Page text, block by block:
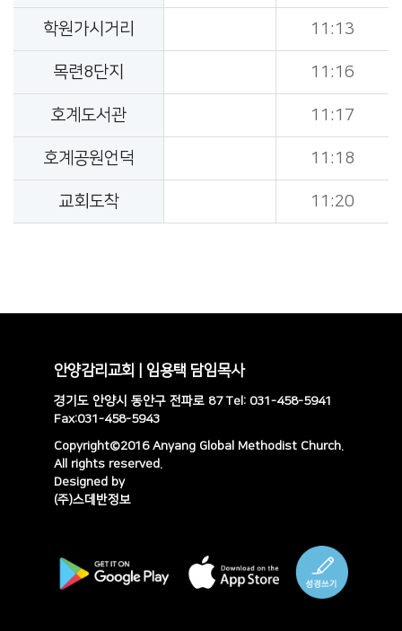
학원가시거리 11:13
목련8단지 11:16
호계도서관 11:17
호계공원언덕 11:18
교회도착 11:20
안양감리교회 | 임용택 담임목사
경기도 안양시 동안구 전파로 87 Tel: 031-458-5941
Fax:031-458-5943
Copyright©2016 Anyang Global Methodist Church.
All rights reserved.
Designed by
(주)스데반정보